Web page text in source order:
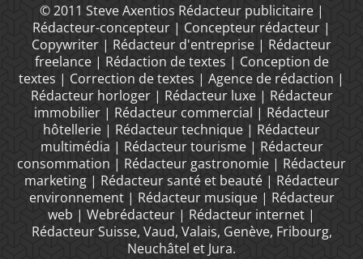
© 2011 Steve Axentios Rédacteur publicitaire |
Rédacteur-concepteur | Concepteur rédacteur |
Copywriter | Rédacteur d'entreprise | Rédacteur
freelance | Rédaction de textes | Conception de
textes | Correction de textes | Agence de rédaction |
Rédacteur horloger | Rédacteur luxe | Rédacteur
immobilier | Rédacteur commercial | Rédacteur
hôtellerie | Rédacteur technique | Rédacteur
multimédia | Rédacteur tourisme | Rédacteur
consommation | Rédacteur gastronomie | Rédacteur
marketing | Rédacteur santé et beauté | Rédacteur
environnement | Rédacteur musique | Rédacteur
web | Webrédacteur | Rédacteur internet |
Rédacteur Suisse, Vaud, Valais, Genève, Fribourg,
Neuchâtel et Jura.